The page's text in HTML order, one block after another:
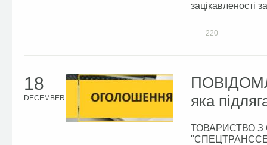
зацікавленості
220
18
DECEMBER
яка
ТОВАРИСТВО